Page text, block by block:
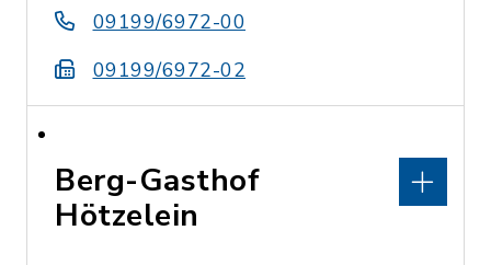
09199/6972-00
09199/6972-02
Berg-Gasthof
Hötzelein